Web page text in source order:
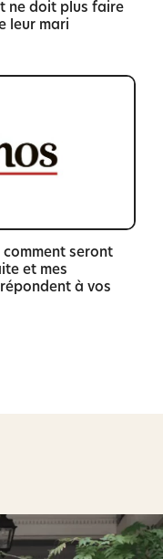
ne doit plus faire
leur mari
comment seront
et mes
à vos